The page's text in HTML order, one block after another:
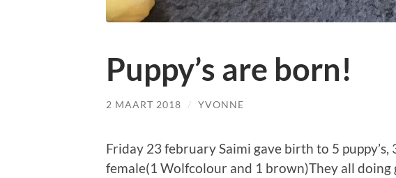
Puppy’s are born!
2 MAART 2018 / YVONNE
Friday 23 february Saimi gave birth to 5
female(1 Wolfcolour and 1 brown)They all doing